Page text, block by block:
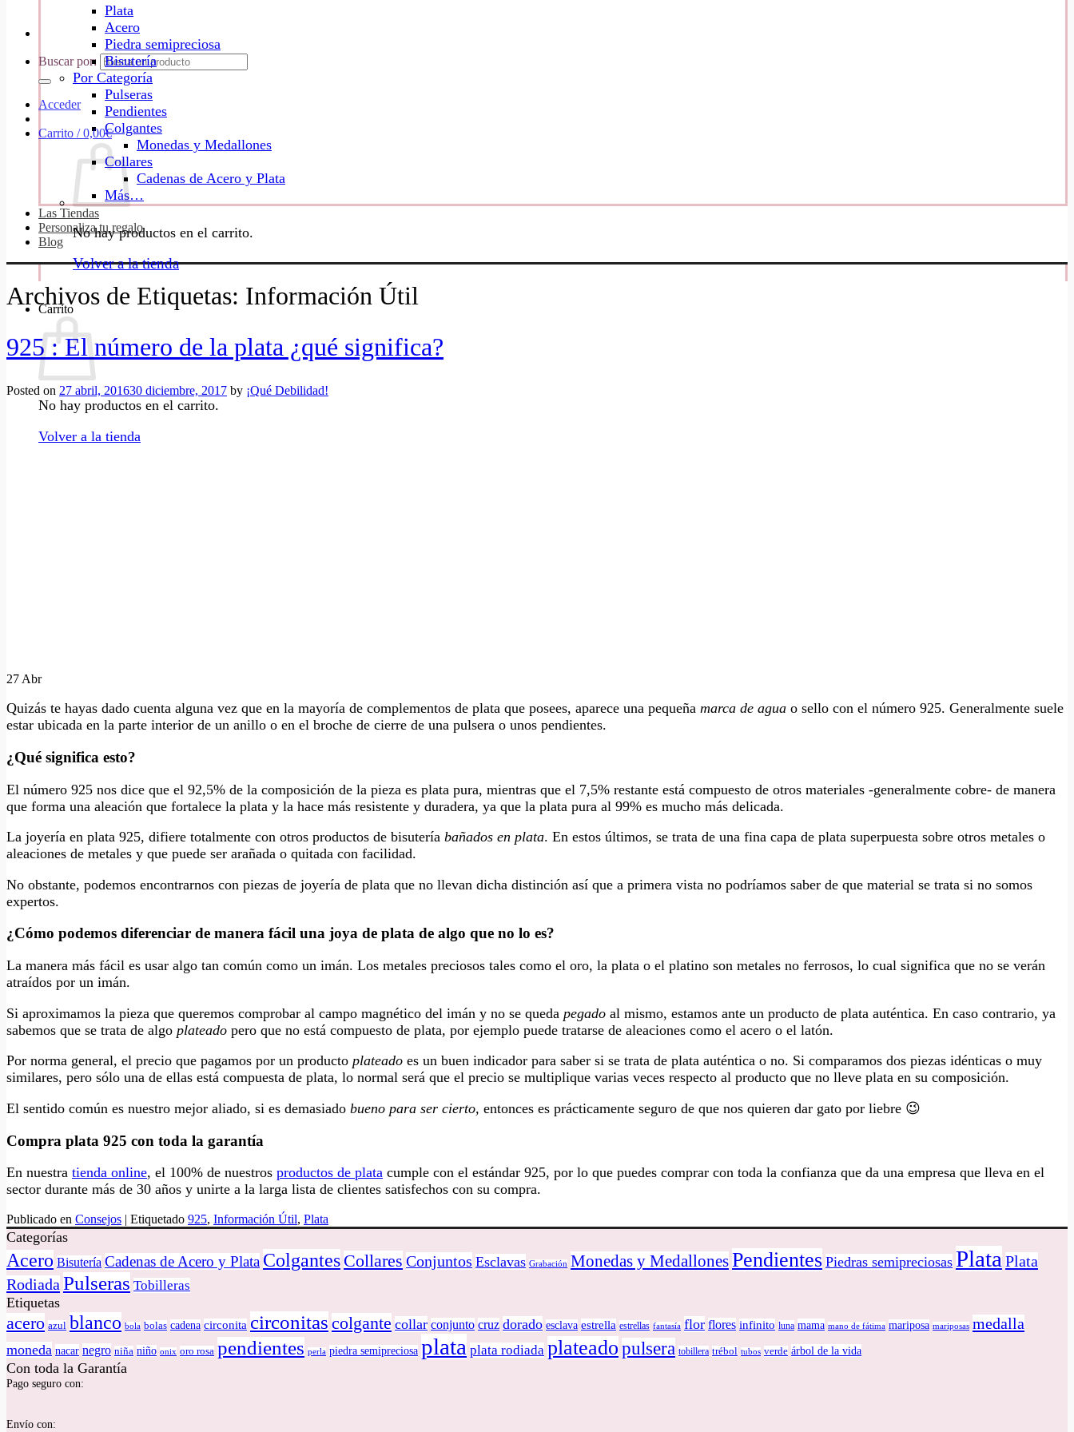
Buscar por:
Acceder
Carrito /0,00€
No hay productos en el carrito.
Volver a la tienda
Carrito
No hay productos en el carrito.
Volver a la tienda
Plata
Acero
Piedra semipreciosa
Bisutería
Por Categoría
Pulseras
Pendientes
Colgantes
Monedas y Medallones
Collares
Cadenas de Acero y Plata
Más…
Las Tiendas
Personaliza tu regalo
Blog
Archivos de Etiquetas: Información Útil
925 : El número de la plata ¿qué significa?
Posted on 27 abril, 201630 diciembre, 2017 by ¡Qué Debilidad!
27 Abr
Quizás te hayas dado cuenta alguna vez que en la mayoría de complementos de plata que posees, aparece una pequeña marca de agua o sello con el número 925. Generalmente suele
estar ubicada en la parte interior de un anillo o en el broche de cierre de una pulsera o unos pendientes.
¿Qué significa esto?
El número 925 nos dice que el 92,5% de la composición de la pieza es plata pura, mientras que el 7,5% restante está compuesto de otros materiales -generalmente cobre- de manera
que forma una aleación que fortalece la plata y la hace más resistente y duradera, ya que la plata pura al 99% es mucho más delicada.
La joyería en plata 925, difiere totalmente con otros productos de bisutería bañados en plata. En estos últimos, se trata de una fina capa de plata superpuesta sobre otros metales o
aleaciones de metales y que puede ser arañada o quitada con facilidad.
No obstante, podemos encontrarnos con piezas de joyería de plata que no llevan dicha distinción así que a primera vista no podríamos saber de que material se trata si no somos
expertos.
¿Cómo podemos diferenciar de manera fácil una joya de plata de algo que no lo es?
La manera más fácil es usar algo tan común como un imán. Los metales preciosos tales como el oro, la plata o el platino son metales no ferrosos, lo cual significa que no se verán
atraídos por un imán.
Si aproximamos la pieza que queremos comprobar al campo magnético del imán y no se queda pegado al mismo, estamos ante un producto de plata auténtica. En caso contrario, ya
sabemos que se trata de algo plateado pero que no está compuesto de plata, por ejemplo puede tratarse de aleaciones como el acero o el latón.
Por norma general, el precio que pagamos por un producto plateado es un buen indicador para saber si se trata de plata auténtica o no. Si comparamos dos piezas idénticas o muy
similares, pero sólo una de ellas está compuesta de plata, lo normal será que el precio se multiplique varias veces respecto al producto que no lleve plata en su composición.
El sentido común es nuestro mejor aliado, si es demasiado bueno para ser cierto, entonces es prácticamente seguro de que nos quieren dar gato por liebre 😉
Compra plata 925 con toda la garantía
En nuestra tienda online, el 100% de nuestros productos de plata cumple con el estándar 925, por lo que puedes comprar con toda la confianza que da una empresa que lleva en el
sector durante más de 30 años y unirte a la larga lista de clientes satisfechos con su compra.
Publicado en Consejos | Etiquetado 925, Información Útil, Plata
Categorías
Acero Bisutería Cadenas de Acero y Plata Colgantes Collares Conjuntos Esclavas Grabación Monedas y MedallonesPendientes Piedras semipreciosas Plata Plata
Rodiada Pulseras Tobilleras
Etiquetas
acero azul blanco bola bolas cadena circonita circonitas colgante collar conjunto cruz dorado esclava estrella estrellas fantasía flor flores infinito luna mama mano de fátima mariposa mariposas medalla
moneda nacar negro niña niño onix oro rosa pendientes perla piedra semipreciosa plata plata rodiada plateadopulsera tobillera trébol tubos verde árbol de la vida
Con toda la Garantía
Pago seguro con:
Envío con: